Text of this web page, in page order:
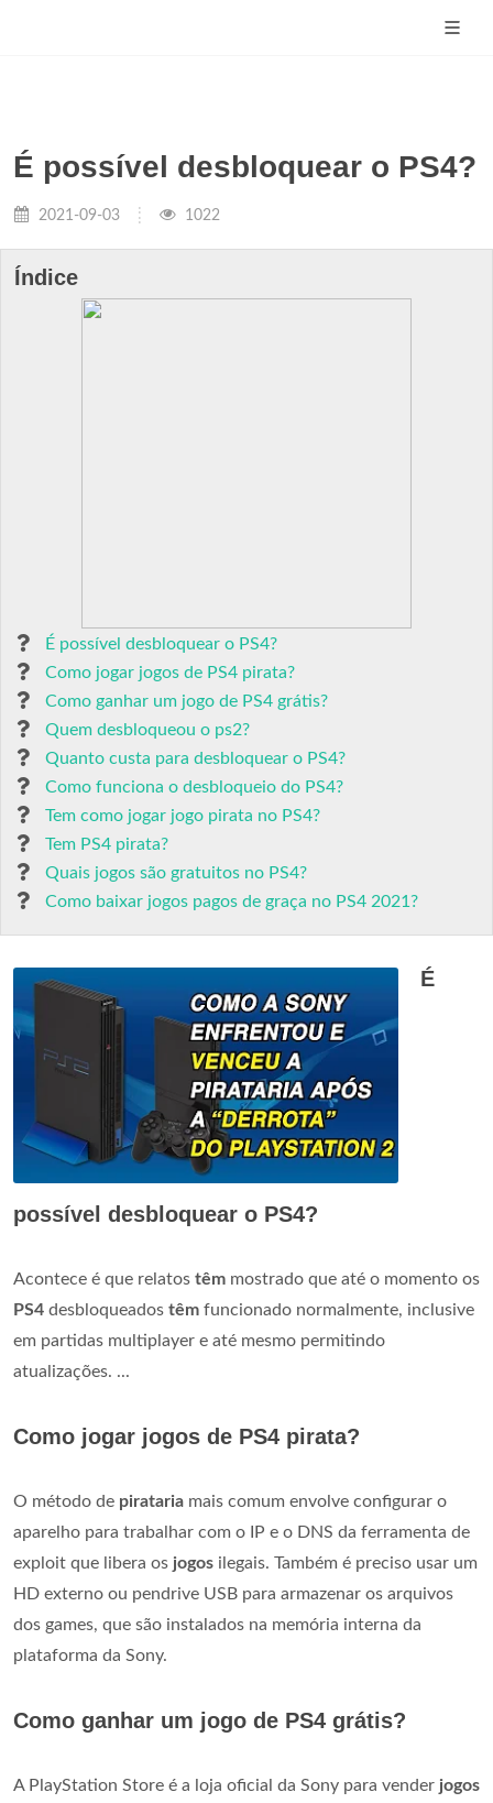
É possível desbloquear o PS4?
2021-09-03 1022
Índice
É possível desbloquear o PS4?
Como jogar jogos de PS4 pirata?
Como ganhar um jogo de PS4 grátis?
Quem desbloqueou o ps2?
Quanto custa para desbloquear o PS4?
Como funciona o desbloqueio do PS4?
Tem como jogar jogo pirata no PS4?
Tem PS4 pirata?
Quais jogos são gratuitos no PS4?
Como baixar jogos pagos de graça no PS4 2021?
É
possível desbloquear o PS4?
Acontece é que relatos têm mostrado que até o momento os
PS4 desbloqueados têm funcionado normalmente, inclusive
em partidas multiplayer e até mesmo permitindo
atualizações. ...
Como jogar jogos de PS4 pirata?
O método de pirataria mais comum envolve configurar o
aparelho para trabalhar com o IP e o DNS da ferramenta de
exploit que libera os jogos ilegais. Também é preciso usar um
HD externo ou pendrive USB para armazenar os arquivos
dos games, que são instalados na memória interna da
plataforma da Sony.
Como ganhar um jogo de PS4 grátis?
A PlayStation Store é a loja oficial da Sony para vender jogos